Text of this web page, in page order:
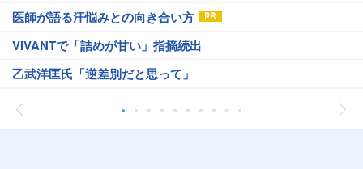
医師が語る汗悩みとの向き合い方
VIVANTで「詰めが甘い」指摘続出
乙武洋匡氏「逆差別だと思って」